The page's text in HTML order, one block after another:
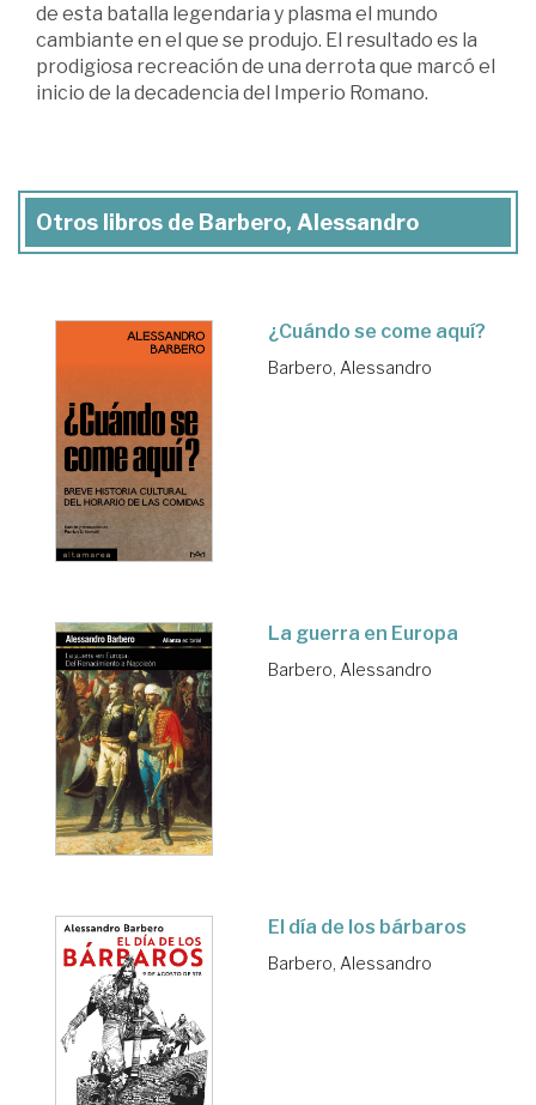
de esta batalla legendaria y plasma el mundo
cambiante en el que se produjo. El resultado es la
prodigiosa recreación de una derrota que marcó el
inicio de la decadencia del Imperio Romano.
Otros libros de Barbero, Alessandro
¿Cuándo se come aquí?
Barbero, Alessandro
La guerra en Europa
Barbero, Alessandro
El día de los bárbaros
Barbero, Alessandro